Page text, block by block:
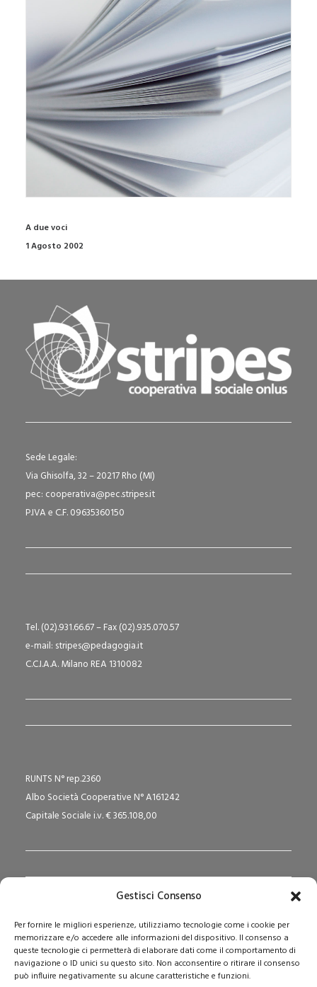
Gestisci Consenso
Per fornire le migliori esperienze, utilizziamo tecnologie come i cookie per
memorizzare e/o accedere alle informazioni del dispositivo. Il consenso a
queste tecnologie ci permetterà di elaborare dati come il comportamento di
navigazione o ID unici su questo sito. Non acconsentire o ritirare il consenso
può influire negativamente su alcune caratteristiche e funzioni.
A due voci
1 Agosto 2002
Sede Legale:
Via Ghisolfa, 32 – 20217 Rho (MI)
pec: cooperativa@pec.stripes.it
P.IVA e C.F. 09635360150
Tel. (02).931.66.67 – Fax (02).935.070.57
e-mail: stripes@pedagogia.it
C.C.I.A.A. Milano REA 1310082
RUNTS N° rep.2360
Albo Società Cooperative N° A161242
Capitale Sociale i.v. € 365.108,00
Via San Domenico Savio, 6 – 20017 Rho (MI)
Reg. Tribunale: n. 187 del 29/03/97 | ISSN: 1593-2259
Web:www.pedagogia.it